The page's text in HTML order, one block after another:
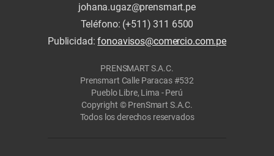
johana.ugaz@prensmart.pe
Teléfono: (+511) 311 6500
Publicidad:fonoavisos@comercio.com.pe
PRENSMART S.A.C.
Prensmart Calle Paracas #532
Pueblo Libre, Lima - Perú
Copyright © PrenSmart S.A.C.
Todos los derechos reservados